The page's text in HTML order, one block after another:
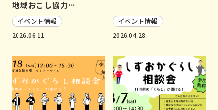
地域おこし協力…
イベント情報
2026.06.11
イベント情報
2026.04.28